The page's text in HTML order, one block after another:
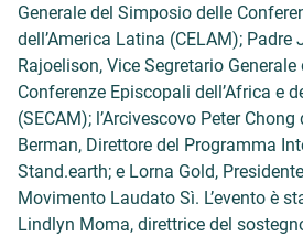
Generale del Simposio delle
dell’America Latina (CELAM); Padre
Rajoelison, Vice Segretario
Conferenze Episcopali dell’Africa e
(SECAM); l’Arcivescovo Peter
Berman, Direttore del Programma
Stand.earth; e Lorna Gold,
Movimento Laudato Sì. L’evento è
Lindlyn Moma, direttrice del